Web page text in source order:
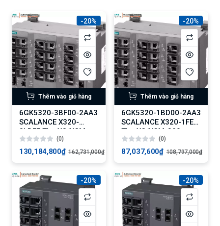
-20%
Thêm vào giỏ hàng
6GK5320-3BF00-2AA3
SCALANCE X320-
3LDFE The XC/XCM-
300
(0)
130,184,800₫ 162,731,000₫
-20%
Thêm vào giỏ hàng
6GK5320-1BD00-2AA3
SCALANCE X320-1FE
The XC/XCM-300
(0)
87,037,600₫ 108,797,000₫
-20% -20%